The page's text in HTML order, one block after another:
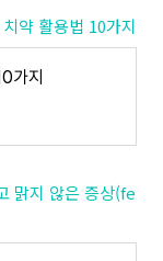
약 활용법 10가지
가지
맑지 않은 증상(fe